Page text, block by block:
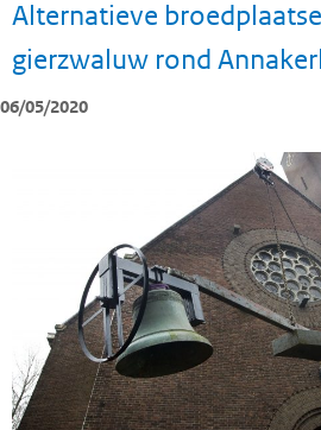
Alternatieve
gierzwaluw rond
06/05/2020